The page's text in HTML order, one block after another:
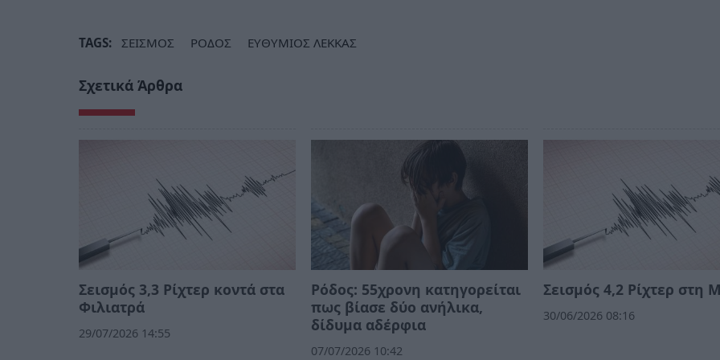
TAGS: ΣΕΙΣΜΟΣ ΡΟΔΟΣ ΕΥΘΥΜΙΟΣ ΛΕΚΚΑΣ
Σχετικά Άρθρα
Σεισμός 3,3 Ρίχτερ κοντά στα
Φιλιατρά
29/07/2026 14:55
Ρόδος: 55χρονη κατηγορείται
πως βίασε δύο ανήλικα,
δίδυμα αδέρφια
07/07/2026 10:42
Σεισμός 4,2 Ρίχτερ στη
30/06/2026 08:16